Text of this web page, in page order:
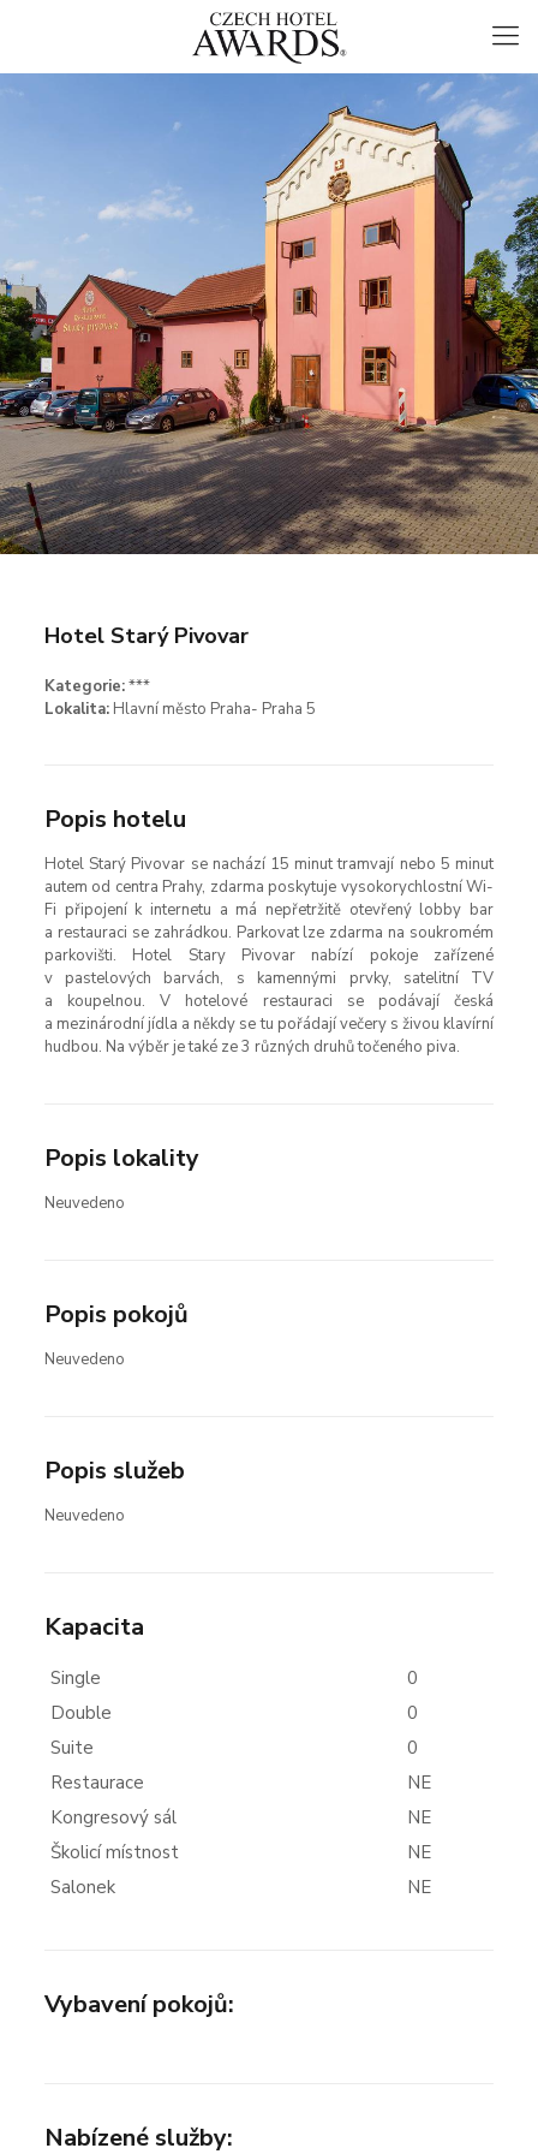
Hotel Starý Pivovar
Kategorie:***
Lokalita:Hlavní město Praha- Praha 5
Popis hotelu
Hotel Starý Pivovar se nachází 15 minut tramvají nebo 5 minut
autem od centra Prahy, zdarma poskytuje vysokorychlostní Wi-
Fi připojení k internetu a má nepřetržitě otevřený lobby bar
a restauraci se zahrádkou. Parkovat lze zdarma na soukromém
parkovišti. Hotel Stary Pivovar nabízí pokoje zařízené
v pastelových barvách, s kamennými prvky, satelitní TV
a koupelnou. V hotelové restauraci se podávají česká
a mezinárodní jídla a někdy se tu pořádají večery s živou klavírní
hudbou. Na výběr je také ze 3 různých druhů točeného piva.
Popis lokality
Neuvedeno
Popis pokojů
Neuvedeno
Popis služeb
Neuvedeno
Kapacita
Single
0
Double
0
Suite
0
Restaurace
NE
Kongresový sál
NE
Školicí místnost
NE
Salonek
NE
Vybavení pokojů:
Nabízené služby: